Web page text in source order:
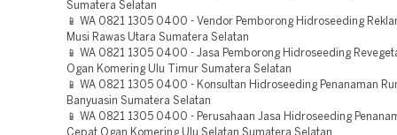
Sumatera Selatan
📱 WA 0821 1305 0400 - Vendor Pemborong Hidroseeding
Musi Rawas Utara Sumatera Selatan
📱 WA 0821 1305 0400 - Jasa Pemborong Hidroseeding
Ogan Komering Ulu Timur Sumatera Selatan
📱 WA 0821 1305 0400 - Konsultan Hidroseeding Penanaman
Banyuasin Sumatera Selatan
📱 WA 0821 1305 0400 - Perusahaan Jasa Hidroseeding
Cepat Ogan Komering Ulu Selatan Sumatera Selatan